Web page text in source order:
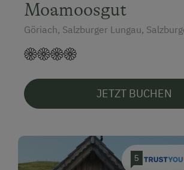
Moamoosgut
Göriach, Salzburger Lungau,
JETZT BUCHEN
5